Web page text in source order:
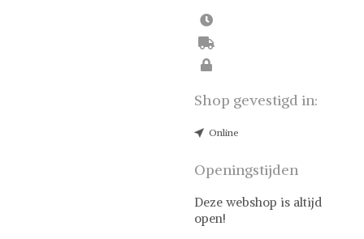
Shop gevestigd in:
Online
Openingstijden
Deze webshop is altijd
open!